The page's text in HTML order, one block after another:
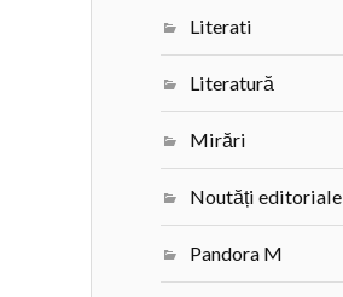
Literati
Literatură
Mirări
Noutăți editoriale
Pandora M